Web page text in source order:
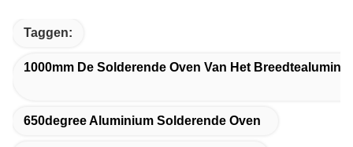
Taggen:
1000mm De Solderende Oven Van Het
650degree Aluminium Solderende Oven